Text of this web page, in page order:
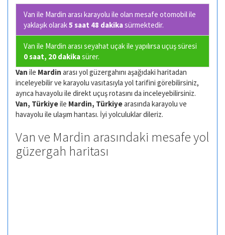
Van ile Mardin arası karayolu ile olan mesafe otomobil ile
yaklaşık olarak5 saat 48 dakikasürmektedir.
Van ile Mardin arası seyahat uçak ile yapılırsa uçuş süresi
0 saat, 20 dakikasürer.
Van ile Mardin arası yol güzergahını aşağıdaki haritadan
inceleyebilir ve karayolu vasıtasıyla yol tarifini görebilirsiniz,
ayrıca havayolu ile direkt uçuş rotasını da inceleyebilirsiniz.
Van, Türkiyeile Mardin, Türkiyearasında karayolu ve
havayolu ile ulaşım harıtası. İyi yolculuklar dileriz.
Van ve Mardin arasındaki mesafe yol
güzergah haritası